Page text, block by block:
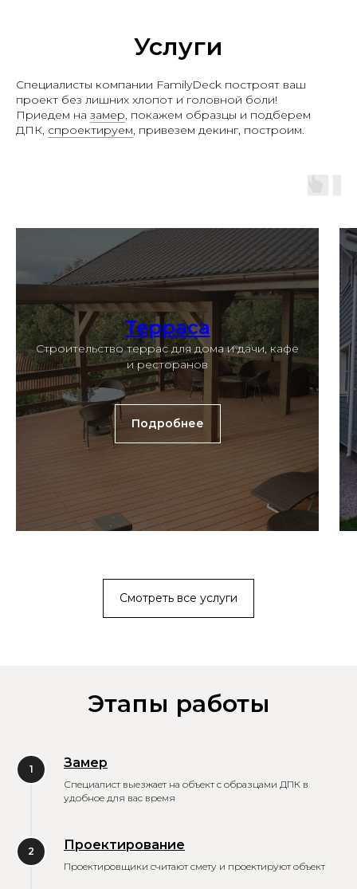
Услуги
Специалисты компании FamilyDeck построят ваш
проект без лишних хлопот и головной боли!
Приедем на замер, покажем образцы и подберем
ДПК, спроектируем, привезем декинг, построим.
Терраса
Строительство террас для дома и дачи, кафе
и ресторанов
Подробнее
Смотреть все услуги
Этапы работы
1 Замер
Специалист выезжает на объект с образцами ДПК в
удобное для вас время
2 Проектирование
Проектировщики считают смету и проектируют объект